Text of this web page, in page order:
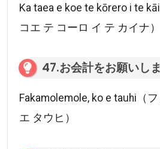
Ka taea e koe te kōrero i te
コエ テ コーロ イ テ カイナ）
47.お会計をお願いし
Fakamolemole, ko e tauhi（
エ タウヒ）